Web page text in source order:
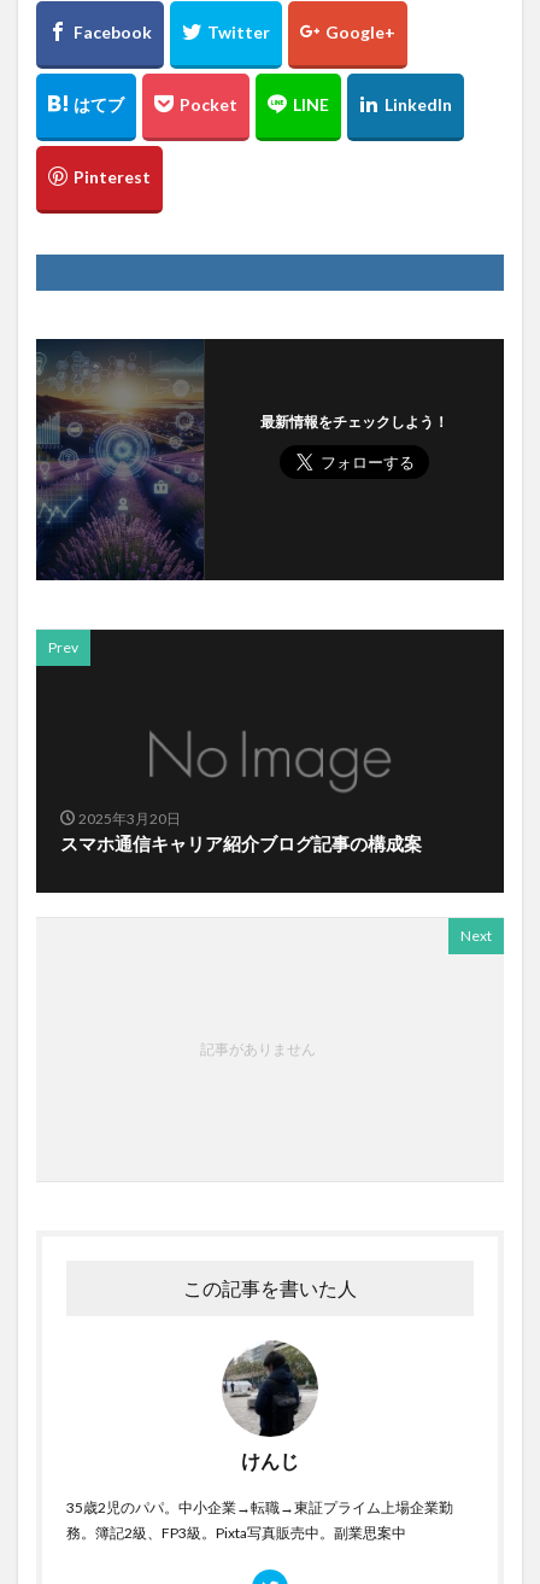
最新情報をチェックしよう！
Prev
2025年3月20日
スマホ通信キャリア紹介ブログ記事の構成案
Next
記事がありません
この記事を書いた人
けんじ
35歳2児のパパ。中小企業→転職→東証プライム上場企業勤
務。簿記2級、FP3級。Pixta写真販売中。副業思案中